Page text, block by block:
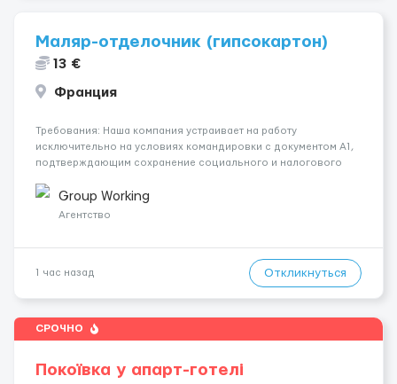
Маляр-отделочник (гипсокартон)
13 €
Франция
Требования: Наша компания устраивает на работу
исключительно на условиях командировки с документом A1,
подтверждающим сохранение социального и налогового
A1 могут получить граждане стран с упрощенным доступом к
рынку труда ЕС (Укра...
Group Working
Агентство
1 час назад Откликнуться
СРОЧНО
Покоївка у апарт-готелі